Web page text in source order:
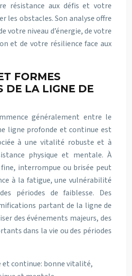
résistance aux défis et votre
les obstacles. Son analyse offre
votre niveau d’énergie, de votre
et de votre résilience face aux
FORMES
DE LA LIGNE DE
généralement entre le
ligne profonde et continue est
à une vitalité robuste et à
physique et mentale. À
fine, interrompue ou brisée peut
à la fatigue, une vulnérabilité
périodes de faiblesse. Des
partant de la ligne de
des événements majeurs, des
dans la vie ou des périodes
et continue: bonne vitalité,